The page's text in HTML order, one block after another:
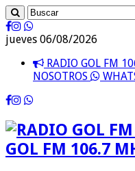
jueves 06/08/2026
RADIO GOL FM
NOSOTROS
GOL FM 106.7